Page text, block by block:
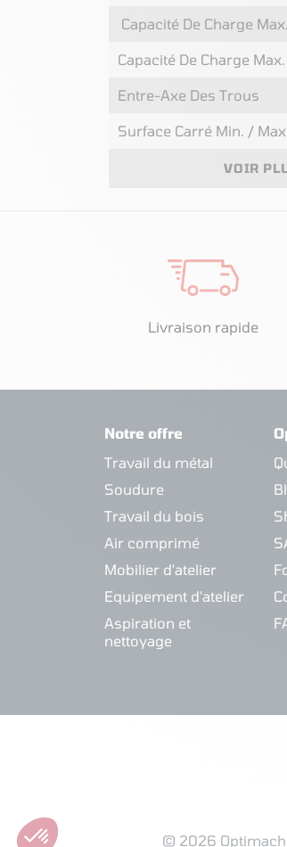
Capacité De Charge Max.
Capacité De Charge Max.
Entre-Axe Des Trous
Surface Carré Min. / Max.
VOIR
Livraison rapide
Notre offre
Travail du métal
Soudure
Travail du bois
Air comprimé
Mobilier d'atelier
Equipement d'atelier
Aspiration et
nettoyage
© 2026